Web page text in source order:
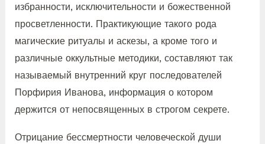
избранности, исключительности и божественной
просветленности. Практикующие такого рода
магические ритуалы и аскезы, а кроме того и
различные оккультные методики, составляют так
называемый внутренний круг последователей
Порфирия Иванова, информация о котором
держится от непосвященных в строгом секрете.
Отрицание бессмертности человеческой души